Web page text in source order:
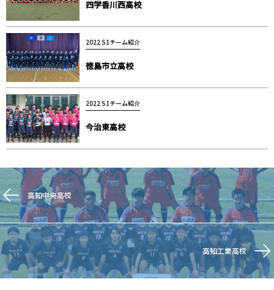
四学香川西高校
2022 S1チーム紹介
徳島市立高校
2022 S1チーム紹介
今治東高校
高知中央高校
高知工業高校